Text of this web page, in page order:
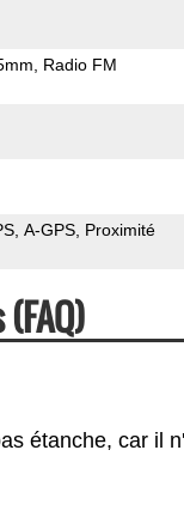
Radio FM
A-GPS Proximité
étanche, car il